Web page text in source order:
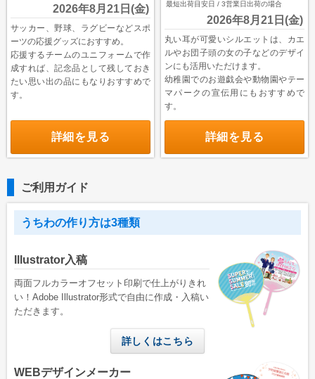
2026年8月21日(金)
サッカー、野球、ラグビーなどスポ
ーツの応援グッズにおすすめ。
応援するチームのユニフォームで作
成すれば、記念品として残しておき
たい思い出の品にもなりおすすめで
す。
詳細を見る
最短出荷目安日 / 3営業日出荷の場合
2026年8月21日(金)
丸い耳が可愛いシルエットは、カエ
ルやお団子頭の女の子などのデザイ
ンにも活用いただけます。
幼稚園でのお遊戯会や動物園やテー
マパークの宣伝用にもおすすめで
す。
詳細を見る
ご利用ガイド
うちわの作り方は3種類
Illustrator入稿
両面フルカラーオフセット印刷で仕上がりきれ
い！Adobe Illustrator形式で自由に作成・入稿い
ただきます。
詳しくはこちら
WEBデザインメーカー